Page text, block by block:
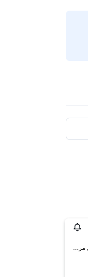
Anse De Maldormé - Corniche J F Kennedy, مرسيليا, إقليم بوش دو رون, فرنسا